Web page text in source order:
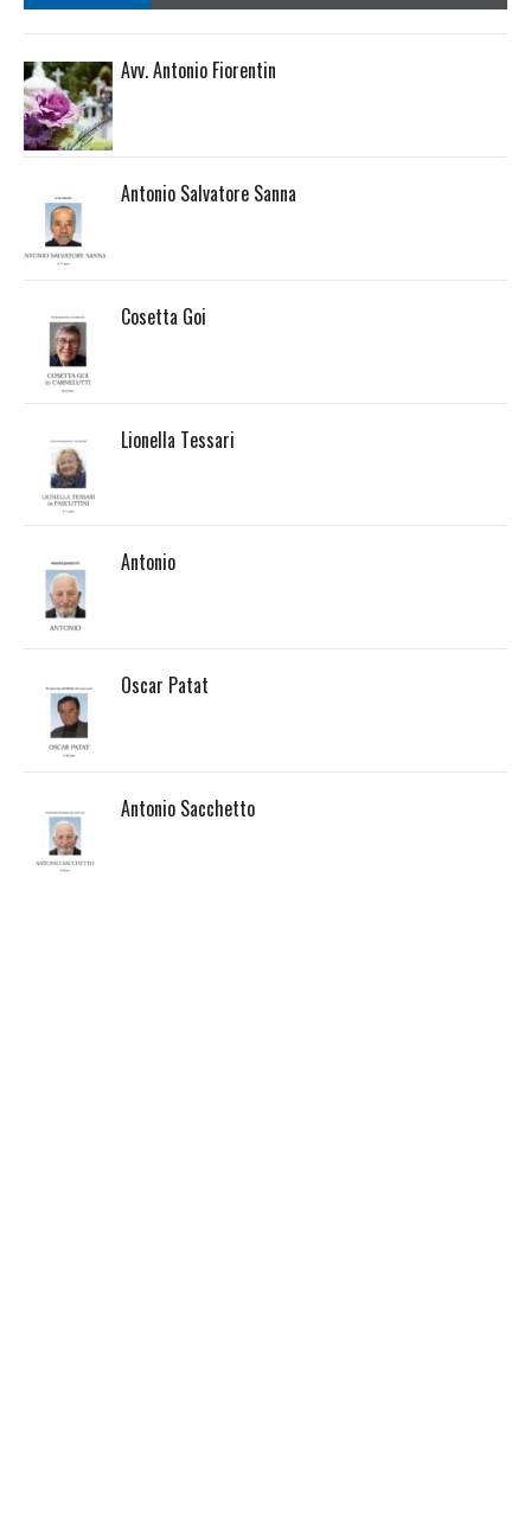
Avv. Antonio Fiorentin
Antonio Salvatore Sanna
Cosetta Goi
Lionella Tessari
Antonio
Oscar Patat
Antonio Sacchetto